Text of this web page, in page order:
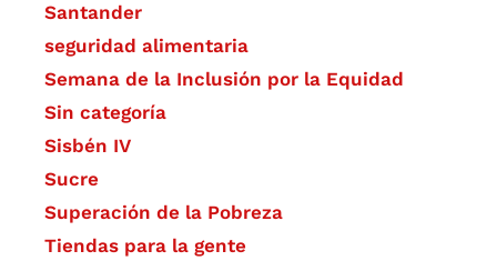
Santander
seguridad alimentaria
Semana de la Inclusión por la Equidad
Sin categoría
Sisbén IV
Sucre
Superación de la Pobreza
Tiendas para la gente